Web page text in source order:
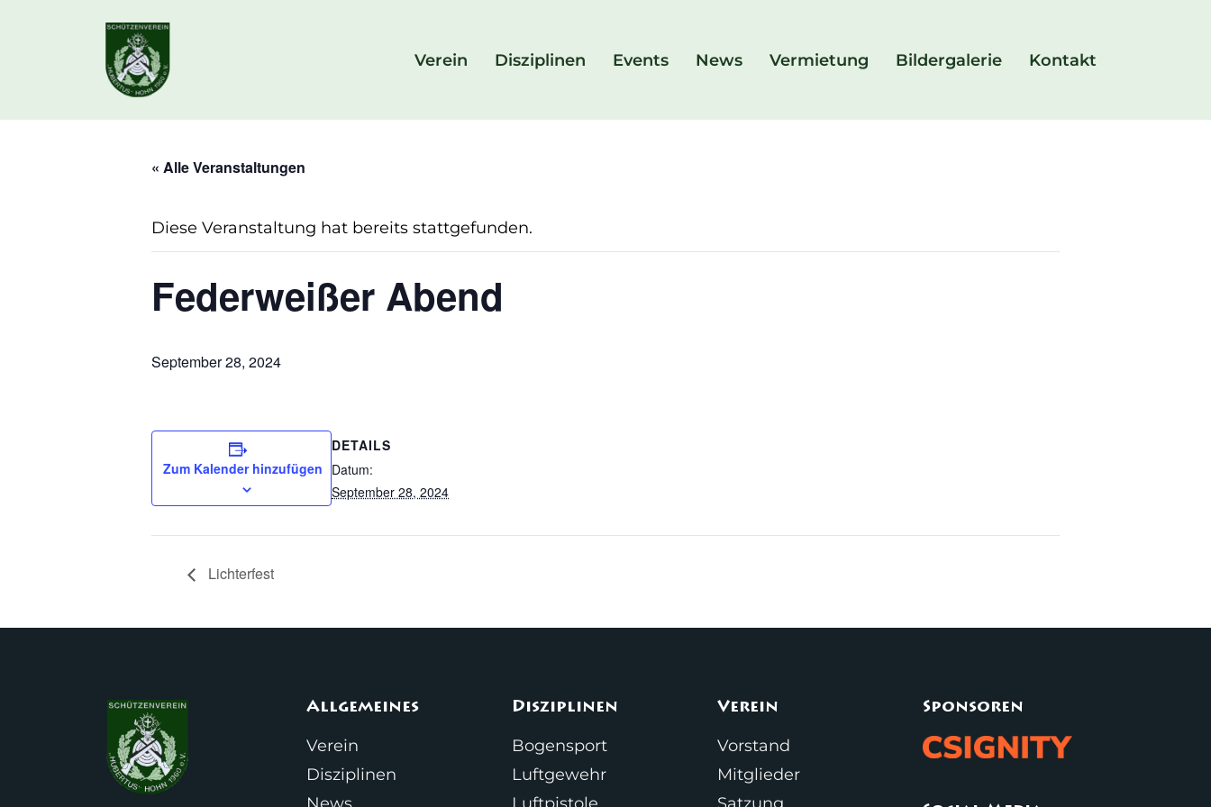
Verein Disziplinen Events News Vermietung Bildergalerie Kontakt
« Alle Veranstaltungen
Diese Veranstaltung hat bereits stattgefunden.
Federweißer Abend
September 28, 2024
Zum Kalender hinzufügen
DETAILS
Datum:
September 28, 2024
Lichterfest
Allgemeines
Verein
Disziplinen
Disziplinen
Bogensport
Luftgewehr
Verein
Vorstand
Mitglieder
Sponsoren